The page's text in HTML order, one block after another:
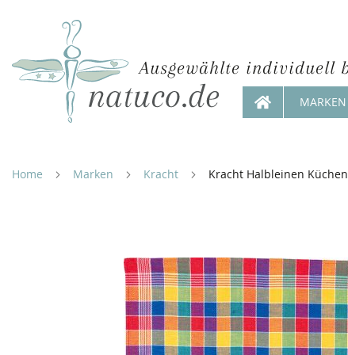
Ausgewählte individuell
MARKEN
Inhalt
Home Marken Kracht Kracht Halbleinen